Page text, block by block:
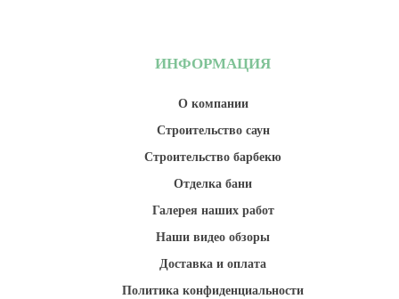
ИНФОРМАЦИЯ
О компании
Строительство саун
Строительство барбекю
Отделка бани
Галерея наших работ
Наши видео обзоры
Доставка и оплата
Политика конфиденциальности